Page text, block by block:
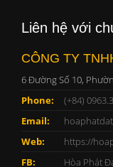
Liên hệ với
CÔNG TY
6 Đường Số 10,
Phone:
(+84)
Email:
Web:
https://
FB:
Hòa Phát